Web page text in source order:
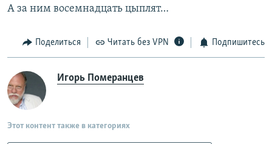
А за ним восемнадцать цыплят…
Поделиться Читать без VPN Подпишитесь
Игорь Померанцев
Этот контент также в категориях